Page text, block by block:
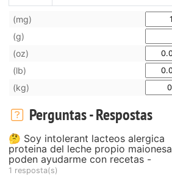
(mg)
(g)
(oz)
(lb)
(kg)
Perguntas - Respostas
🤔 Soy intolerant lacteos alergica
proteina del leche propio maionesa
poden ayudarme con recetas -
1 resposta(s)